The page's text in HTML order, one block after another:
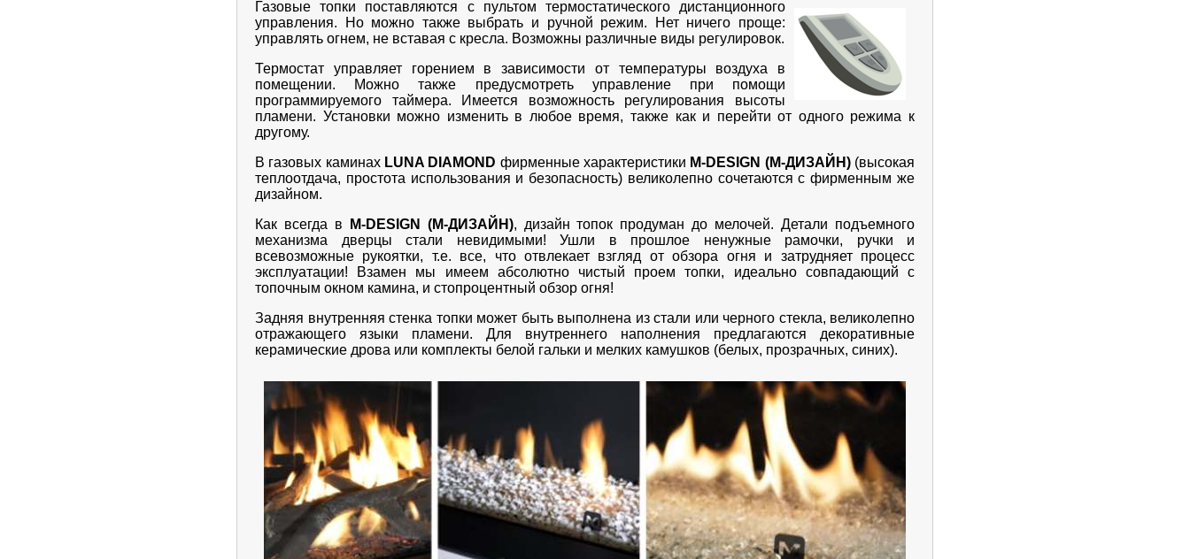
Газовые топки поставляются с пультом термостатического дистанционного
управления. Но можно также выбрать и ручной режим. Нет ничего проще:
управлять огнем, не вставая с кресла. Возможны различные виды регулировок.
Термостат управляет горением в зависимости от температуры воздуха в
помещении. Можно также предусмотреть управление при помощи
программируемого таймера. Имеется возможность регулирования высоты
пламени. Установки можно изменить в любое время, также как и перейти от одного режима к
другому.
В газовых каминах LUNA DIAMOND фирменные характеристики M-DESIGN (М-ДИЗАЙН)(высокая
теплоотдача, простота использования и безопасность) великолепно сочетаются с фирменным же
дизайном.
Как всегда в
M-DESIGN (М-ДИЗАЙН), дизайн топок продуман до мелочей. Детали подъемного
механизма дверцы стали невидимыми! Ушли в прошлое ненужные рамочки, ручки и
всевозможные рукоятки, т.е. все, что отвлекает взгляд от обзора огня и затрудняет процесс
эксплуатации! Взамен мы имеем абсолютно чистый проем топки, идеально совпадающий с
топочным окном камина, и стопроцентный обзор огня!
Задняя внутренняя стенка топки может быть выполнена из стали или черного стекла, великолепно
отражающего языки пламени. Для внутреннего наполнения предлагаются декоративные
керамические дрова или комплекты белой гальки и мелких камушков (белых, прозрачных, синих).